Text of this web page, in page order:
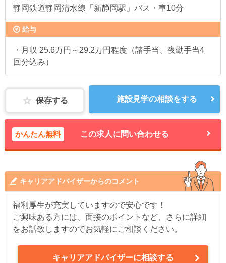
静岡鉄道静岡清水線「新静岡駅」バス・車10分
給与
・月収 25.6万円～29.2万円程度（諸手当、夜勤手当4
回分込み）
保存する 施設見学の相談をする
かんたん無料 この求人に問い合わせる
キャリアアドバイザーからのコメント
福利厚生が充実していますので安心です！
ご興味ある方には、面接のポイントなど、さらに詳細
をお話致しますのでお気軽にご相談ください。
キャリアアドバイザーに相談する